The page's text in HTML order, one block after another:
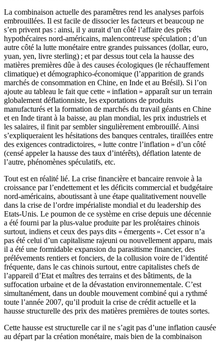
La combinaison actuelle des paramêtres rend les analyses parfois
embrouillées. Il est facile de dissocier les facteurs et beaucoup ne
s’en privent pas : ainsi, il y aurait d’un côté l’affaire des prêts
hypothécaires nord-américains, malencontreuse spéculation ; d’un
autre côté la lutte monétaire entre grandes puissances (dollar, euro,
yuan, yen, livre sterling) ; et par dessus tout cela la hausse des
matières premières dûe à des causes écologiques (le réchauffement
climatique) et démographico-économique (l’apparition de grands
marchés de consommation en Chine, en Inde et au Brésil). Si l’on
ajoute au tableau le fait que cette « inflation » apparaît sur un terrain
globalement déflationniste, les exportations de produits
manufacturés et la formation de marchés du travail géants en Chine
et en Inde tirant à la baisse, au plan mondial, les prix industriels et
les salaires, il finit par sembler singulièrement embrouillé. Ainsi
s’expliqueraient les hésitations des banques centrales, tiraillées entre
des exigences contradictoires, « lutte contre l’inflation » d’un côté
(censé appeler la hausse des taux d’intérêts), déflation latente de
l’autre, phénomènes spéculatifs, etc.
Tout est en réalité lié. La crise financière et bancaire renvoie à la
croissance par l’endettement et les déficits commercial et budgétaire
nord-américains, aboutissant à une étape qualitativement nouvelle
dans la crise de l’ordre impérialiste mondial et du leadership des
Etats-Unis. Le poumon de ce système en crise depuis une décennie
a été fourni par la plus-value produite par les prolétaires chinois
surtout, indiens et ceux des pays dits « émergents ». Cet essor n’a
pas été celui d’un capitalisme rajeuni ou nouvellement apparu, mais
il a été une formidable expansion du parasitisme financier, des
prélévements rentiers et fonciers, de la collusion voire de l’identité
fréquente, dans le cas chinois surtout, entre capitalistes chefs de
l’appareil d’Etat et maîtres des terrains et des bâtiments, de la
suffocation urbaine et de la dévastation environnementale. C’est
simultanément, dans un double mouvement combiné qui a rythmé
toute l’année 2007, qu’il produit la crise de crédit actuelle et la
hausse structurelle des prix des matières premières de toutes sortes.
Cette hausse est structurelle car il ne s’agit pas d’une inflation causée
au départ par la création monétaire, mais bien de la combinaison